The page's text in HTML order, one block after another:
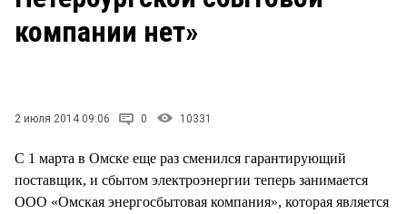
СТИЛЬ ЖИЗНИ
компании нет»
2 июля 2014 09:06 0 10331
С 1 марта в Омске еще раз сменился гарантирующий
поставщик, и сбытом электроэнергии теперь занимается
ООО «Омская энергосбытовая компания», которая является